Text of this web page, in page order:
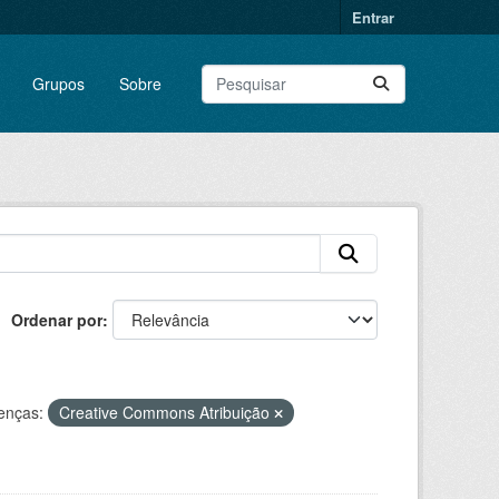
Entrar
Grupos Sobre
Ordenar por
Creative Commons Atribuição